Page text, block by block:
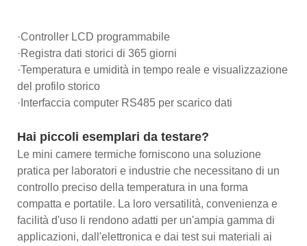
·Controller LCD programmabile
·Registra dati storici di 365 giorni
·Temperatura e umidità in tempo reale e visualizzazione
del profilo storico
·Interfaccia computer RS485 per scarico dati
Hai piccoli esemplari da testare?
Le mini camere termiche forniscono una soluzione
pratica per laboratori e industrie che necessitano di un
controllo preciso della temperatura in una forma
compatta e portatile. La loro versatilità, convenienza e
facilità d'uso li rendono adatti per un'ampia gamma di
applicazioni, dall'elettronica e dai test sui materiali ai